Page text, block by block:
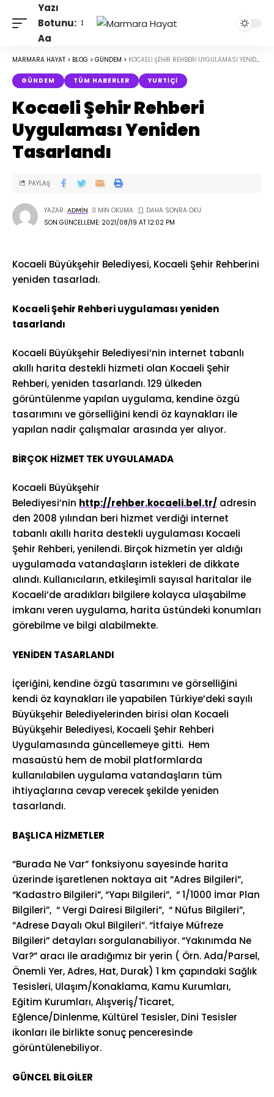
Yazı
Botunu:
Aa
MARMARA HAYAT > BLOG > GÜNDEM > KOCAELI ŞEHIR REHBERI UYGULAMASI YENIDEN TASARLANDI
GÜNDEM TÜM HABERLER YURTIÇI
Kocaeli Şehir Rehberi
Uygulaması Yeniden
Tasarlandı
SON GÜNCELLEME: 2021/08/19 AT 12:02 PM
YAZAR: ADMIN 3 MIN OKUMA
PAYLAŞ
Kocaeli Büyükşehir Belediyesi, Kocaeli Şehir Rehberini
yeniden tasarladı.
Kocaeli Şehir Rehberi uygulaması yeniden
tasarlandı
Kocaeli Büyükşehir Belediyesi’nin internet tabanlı
akıllı harita destekli hizmeti olan Kocaeli Şehir
Rehberi, yeniden tasarlandı. 129 ülkeden
görüntülenme yapılan uygulama, kendine özgü
tasarımını ve görselliğini kendi öz kaynakları ile
yapılan nadir çalışmalar arasında yer alıyor.
BİRÇOK HİZMET TEK UYGULAMADA
Kocaeli Büyükşehir
Belediyesi’nin http://rehber.kocaeli.bel.tr/ adresin
den 2008 yılından beri hizmet verdiği internet
tabanlı akıllı harita destekli uygulaması Kocaeli
Şehir Rehberi, yenilendi. Birçok hizmetin yer aldığı
uygulamada vatandaşların istekleri de dikkate
alındı. Kullanıcıların, etkileşimli sayısal haritalar ile
Kocaeli’de aradıkları bilgilere kolayca ulaşabilme
imkanı veren uygulama, harita üstündeki konumları
görebilme ve bilgi alabilmekte.
YENİDEN TASARLANDI
İçeriğini, kendine özgü tasarımını ve görselliğini
kendi öz kaynakları ile yapabilen Türkiye’deki sayılı
Büyükşehir Belediyelerinden birisi olan Kocaeli
Büyükşehir Belediyesi, Kocaeli Şehir Rehberi
Uygulamasında güncellemeye gitti. Hem
masaüstü hem de mobil platformlarda
kullanılabilen uygulama vatandaşların tüm
ihtiyaçlarına cevap verecek şekilde yeniden
tasarlandı.
BAŞLICA HİZMETLER
“Burada Ne Var” fonksiyonu sayesinde harita
üzerinde işaretlenen noktaya ait “Adres Bilgileri”,
“Kadastro Bilgileri”, “Yapı Bilgileri”, “ 1/1000 İmar Plan
Bilgileri”, “ Vergi Dairesi Bilgileri”, “ Nüfus Bilgileri”,
“Adrese Dayalı Okul Bilgileri”. “İtfaiye Müfreze
Bilgileri” detayları sorgulanabiliyor. “Yakınımda Ne
Var?” aracı ile aradığımız bir yerin ( Örn. Ada/Parsel,
Önemli Yer, Adres, Hat, Durak) 1 km çapındaki Sağlık
Tesisleri, Ulaşım/Konaklama, Kamu Kurumları,
Eğitim Kurumları, Alışveriş/Ticaret,
Eğlence/Dinlenme, Kültürel Tesisler, Dini Tesisler
ikonları ile birlikte sonuç penceresinde
görüntülenebiliyor.
GÜNCEL BİLGİLER